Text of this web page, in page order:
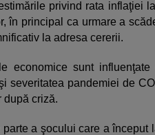
privind rata inflaţiei
în principal ca urmare a
la adresa cererii.
economice sunt influenţate
severitatea pandemiei de
după criză.
a şocului care a început